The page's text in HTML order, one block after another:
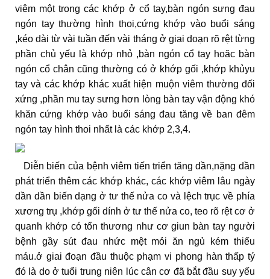
viêm một trong các khớp ở cổ tay,bàn ngón sưng đau
ngón tay thường hình thoi,cứng khớp vào buổi sáng
,kéo dài từ vài tuần đến vài tháng ở giai doạn rõ rệt từng
phần chủ yếu là khớp nhỏ ,bàn ngón cổ tay hoăc bàn
ngón cổ chân cũng thường có ở khớp gối ,khớp khủyu
tay và các khớp khác xuất hiện muộn viêm thường đối
xứng ,phần mu tay sưng hơn lòng bàn tay vận động khó
khăn cứng khớp vào buổi sáng đau tăng về ban đêm
ngón tay hình thoi nhất là các khớp 2,3,4.
Diễn biến của bệnh viêm tiến triển tăng dần,nặng dần
phát triển thêm các khớp khác, các khớp viêm lâu ngày
dần dần biến dạng ở tư thế nửa co và lệch trục về phía
xương trụ ,khớp gối dính ở tư thế nửa co, teo rõ rệt cơ ở
quanh khớp có tổn thương như cơ giun bàn tay người
bệnh gầy sút đau nhức mệt mỏi ăn ngủ kém thiếu
máu.ở giai đoạn đầu thuộc phạm vi phong hàn thấp tý
đó là do ở tuổi trung niên lúc cân cơ đã bắt đầu suy yếu